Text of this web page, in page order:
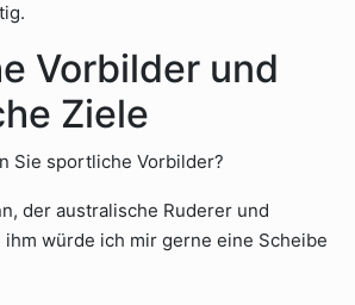
Vorbilder und
Ziele
Sie sportliche Vorbilder?
der australische Ruderer und
ihm würde ich mir gerne eine Scheibe